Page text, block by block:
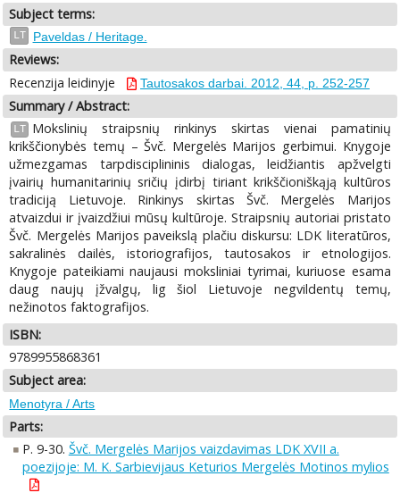
Subject terms:
LT Paveldas / Heritage.
Reviews:
Recenzija leidinyje
Tautosakos darbai. 2012, 44, p. 252-257
Summary / Abstract:
LT
Mokslinių straipsnių rinkinys skirtas vienai pamatinių
krikščionybės temų – Švč. Mergelės Marijos gerbimui. Knygoje
užmezgamas tarpdisciplininis dialogas, leidžiantis apžvelgti
įvairių humanitarinių sričių įdirbį tiriant krikščioniškąją kultūros
tradiciją Lietuvoje. Rinkinys skirtas Švč. Mergelės Marijos
atvaizdui ir įvaizdžiui mūsų kultūroje. Straipsnių autoriai pristato
Švč. Mergelės Marijos paveikslą plačiu diskursu: LDK literatūros,
sakralinės dailės, istoriografijos, tautosakos ir etnologijos.
Knygoje pateikiami naujausi moksliniai tyrimai, kuriuose esama
daug naujų įžvalgų, lig šiol Lietuvoje negvildentų temų,
nežinotos faktografijos.
ISBN:
9789955868361
Subject area:
Menotyra / Arts
Parts:
P. 9-30. Švč. Mergelės Marijos vaizdavimas LDK XVII a.
poezijoje: M. K. Sarbievijaus Keturios Mergelės Motinos mylios